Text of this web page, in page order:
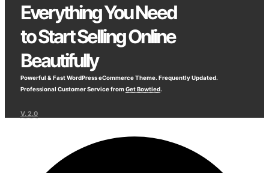
Everything You Need
to Start Selling Online
Beautifully
Powerful & Fast WordPress eCommerce Theme. Frequently Updated.
Professional Customer Service fromGet Bowtied.
V. 2.0